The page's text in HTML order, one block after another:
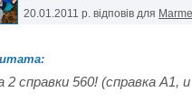
20.01.2011 р. відповів для
2 справки 560! (справка А1,